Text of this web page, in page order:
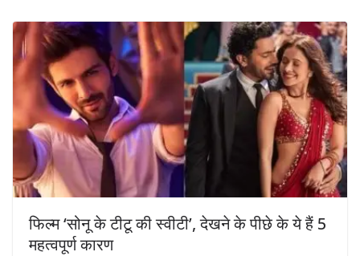
फिल्म ‘सोनू के टीटू की स्वीटी’, देखने के पीछे के ये हैं 5
महत्वपूर्ण कारण